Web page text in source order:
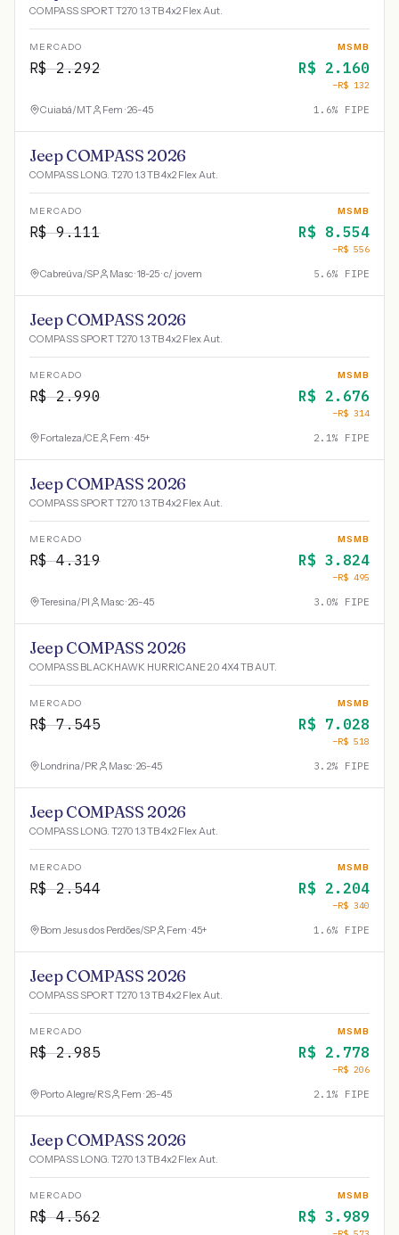
COMPASS SPORT T270 1.3 TB 4x2 Flex Aut.
MERCADO
R$2.292
MSMB
R$ 2.160
−R$ 132
Cuiabá/MT Fem · 26-45 1.6% FIPE
Jeep COMPASS 2026
COMPASS LONG. T270 1.3 TB 4x2 Flex Aut.
MERCADO
R$9.111
MSMB
R$ 8.554
−R$ 556
Cabreúva/SP Masc · 18-25 · c/ jovem 5.6% FIPE
Jeep COMPASS 2026
COMPASS SPORT T270 1.3 TB 4x2 Flex Aut.
MERCADO
R$2.990
MSMB
R$ 2.676
−R$ 314
Fortaleza/CE Fem · 45+ 2.1% FIPE
Jeep COMPASS 2026
COMPASS SPORT T270 1.3 TB 4x2 Flex Aut.
MERCADO
R$4.319
MSMB
R$ 3.824
−R$ 495
Teresina/PI Masc · 26-45 3.0% FIPE
Jeep COMPASS 2026
COMPASS BLACKHAWK HURRICANE 2.0 4X4 TB AUT.
MERCADO
R$7.545
MSMB
R$ 7.028
−R$ 518
Londrina/PR Masc · 26-45 3.2% FIPE
Jeep COMPASS 2026
COMPASS LONG. T270 1.3 TB 4x2 Flex Aut.
MERCADO
R$2.544
MSMB
R$ 2.204
−R$ 340
Bom Jesus dos Perdões/SP Fem · 45+ 1.6% FIPE
Jeep COMPASS 2026
COMPASS SPORT T270 1.3 TB 4x2 Flex Aut.
MERCADO
R$2.985
MSMB
R$ 2.778
−R$ 206
Porto Alegre/RS Fem · 26-45 2.1% FIPE
Jeep COMPASS 2026
COMPASS LONG. T270 1.3 TB 4x2 Flex Aut.
MERCADO
R$4.562
MSMB
R$ 3.989